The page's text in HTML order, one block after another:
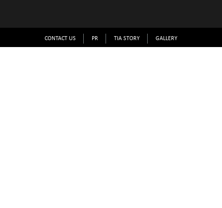
CONTACT US PR TIA STORY GALLERY